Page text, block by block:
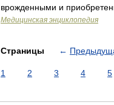
врожденными и
Медицинская энциклопедия
Страницы ←
1 2 3 4 5